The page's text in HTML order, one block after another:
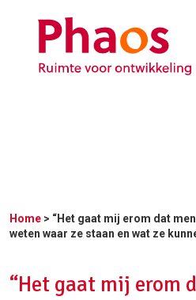
Home > “Het gaat mij erom dat
weten waar ze staan en wat ze
“Het gaat mij erom